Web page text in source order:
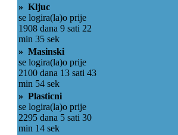
» Kljuc
se logira(la)o prije
1908 dana 9 sati 22
min 35 sek
» Masinski
se logira(la)o prije
2100 dana 13 sati 43
min 54 sek
» Plasticni
se logira(la)o prije
2295 dana 5 sati 30
min 14 sek